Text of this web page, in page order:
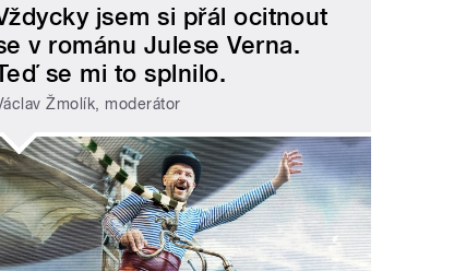
jsem si přál ocitnout
v románu Julese Verna.
se mi to splnilo.
Žmolík, moderátor